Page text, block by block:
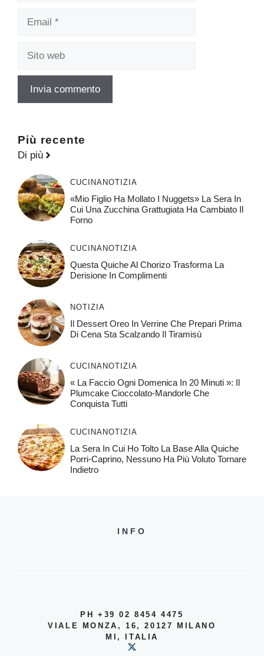
Più recente
Di più
CUCINANOTIZIA
«Mio Figlio Ha Mollato I Nuggets» La Sera In
Cui Una Zucchina Grattugiata Ha Cambiato Il
Forno
CUCINANOTIZIA
Questa Quiche Al Chorizo ​​trasforma La
Derisione In Complimenti
NOTIZIA
Il Dessert Oreo In Verrine Che Prepari Prima
Di Cena Sta Scalzando Il Tiramisù
CUCINANOTIZIA
« La Faccio Ogni Domenica In 20 Minuti »: Il
Plumcake Cioccolato-Mandorle Che
Conquista Tutti
CUCINANOTIZIA
La Sera In Cui Ho Tolto La Base Alla Quiche
Porri-Caprino, Nessuno Ha Più Voluto Tornare
Indietro
INFO
PH +39 02 8454 4475
VIALE MONZA, 16, 20127 MILANO
MI, ITALIA